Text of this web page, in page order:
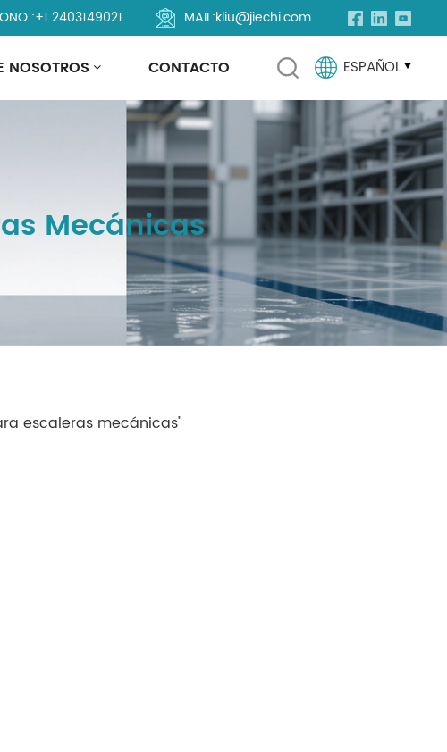
:+1 2403149021 MAIL:kliu@jiechi.com
NOSOTROS CONTACTO ESPAÑOL
English
Français
Русский
Español
Português
العربية
Mecánicas
escaleras mecánicas"